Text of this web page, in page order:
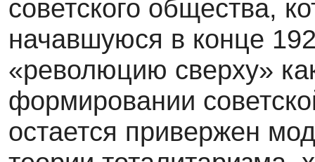
советского общества,
начавшуюся в конце
«революцию сверху»
формировании
остается привержен